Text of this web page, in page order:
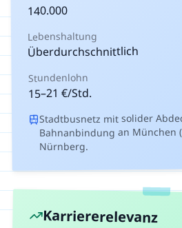
140.000
Lebenshaltung
Überdurchschnittlich
Stundenlohn
15–21 €/Std.
Stadtbusnetz mit solider
Bahnanbindung an München
Nürnberg.
Karriererelevanz